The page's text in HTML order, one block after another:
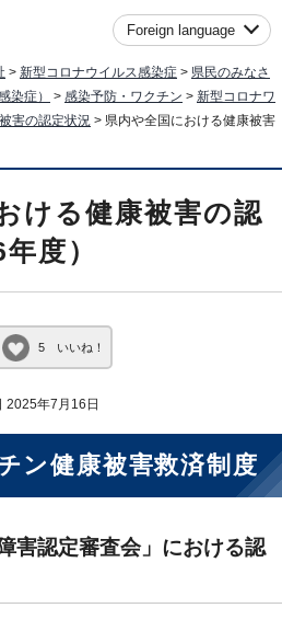
Foreign language
> 新型コロナウイルス感染症 > 県民のみなさ
染症）
> 感染予防・ワクチン > 新型コロナワ
害の認定状況 > 県内や全国における健康被害
ける健康被害の認
度）
5 いいね！
年7月16日
ン健康被害救済制度
害認定審査会」における認